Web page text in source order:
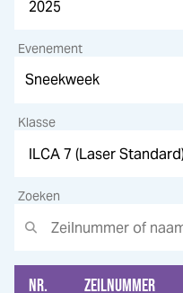
Evenement
Klasse
Zoeken
NR. ZEILNUMMER